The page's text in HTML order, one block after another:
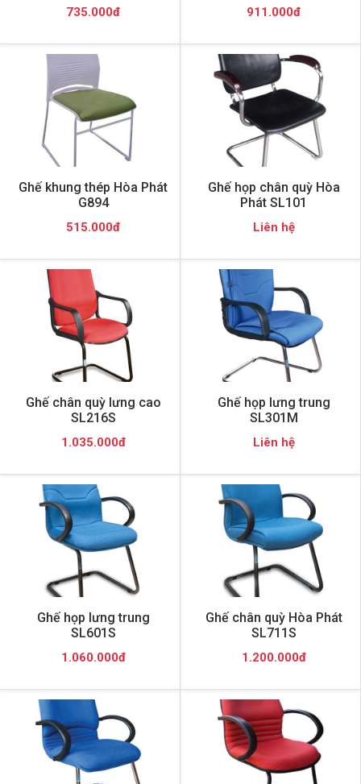
735.000đ 911.000đ
Ghế khung thép Hòa Phát
G894
515.000đ
Ghế họp chân quỳ Hòa
Phát SL101
Liên hệ
Ghế chân quỳ lưng cao
SL216S
1.035.000đ
Ghế họp lưng trung
SL301M
Liên hệ
Ghế họp lưng trung
SL601S
1.060.000đ
Ghế chân quỳ Hòa Phát
SL711S
1.200.000đ